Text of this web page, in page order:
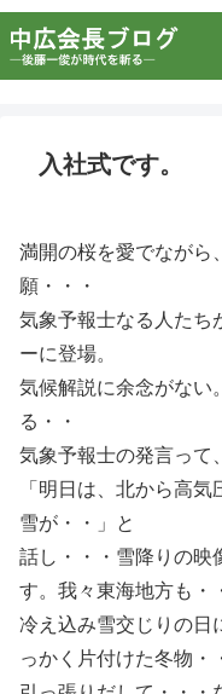
入社式です。
満開の桜を愛でながら
願・・・
気象予報士なる人たち
ーに登場。
気候解説に余念がない
る・・
気象予報士の発言って
「明日は、北から高
雪が・・」と
話し・・・雪降りの映
す。我々東海地方も・
冷え込み雪交じりの日
っかく片付けた冬物・